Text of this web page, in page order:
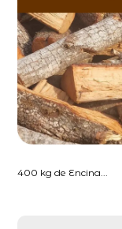
400 kg de Encina...